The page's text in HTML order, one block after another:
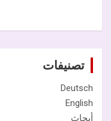
تصنيفات
Deutsch
English
أبحاث